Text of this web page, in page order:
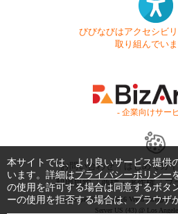
びびなびはアクセシビ
取り組んでいま
- 企業向けサー
お問い合わせ はじめてガ
利用規約
商標・著作権 プ
Copyright © 1999-2026 Vivid
Server US (43) @ Los
本サイトでは、より良いサービス提供
います。詳細はプライバシーポリシー
の使用を許可する場合は同意するボタ
ーの使用を拒否する場合は、ブラウザ